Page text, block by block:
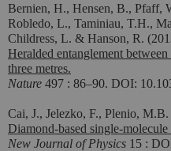
Bernien, H., Hensen, B., Pfaff,
Robledo, L., Taminiau, T.H.,
Childress, L. & Hanson, R.
Heralded entanglement
three metres.
Nature 497 : 86–90. DOI:
Cai, J., Jelezko, F., Plenio,
Diamond-based single-molecule
New Journal of Physics 15 :